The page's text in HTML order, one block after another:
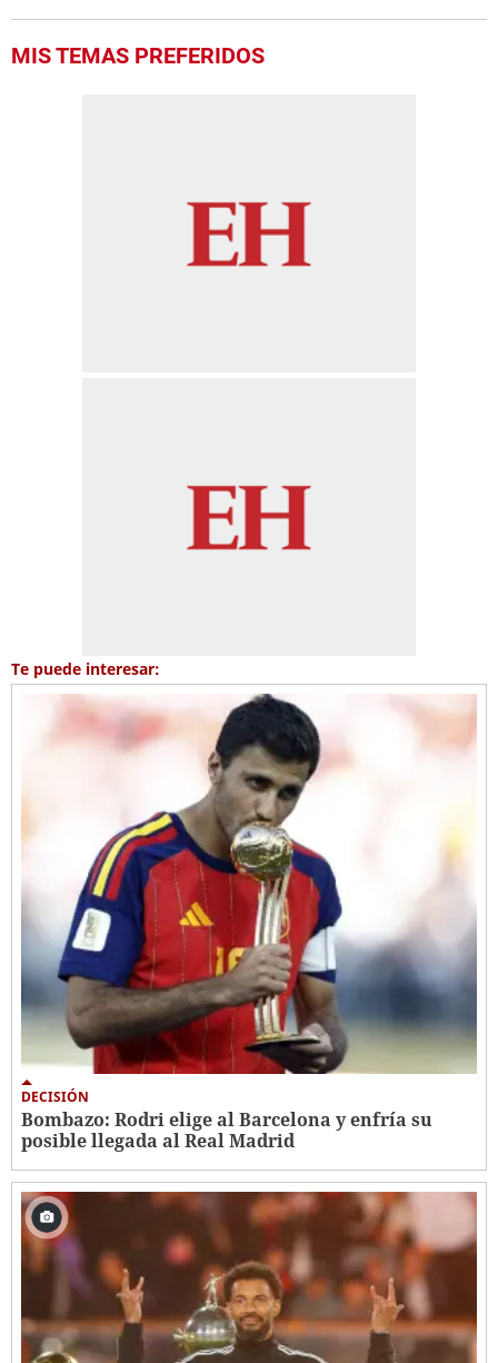
MIS TEMAS PREFERIDOS
Te puede interesar:
DECISIÓN
Bombazo: Rodri elige al Barcelona y enfría su
posible llegada al Real Madrid